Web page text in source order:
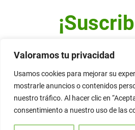
Valoramos tu privacidad
Usamos cookies para mejorar su
mostrarle anuncios o contenidos
nuestro tráfico. Al hacer clic en
consentimiento a nuestro uso de las
Escribe tu dirección de correo y